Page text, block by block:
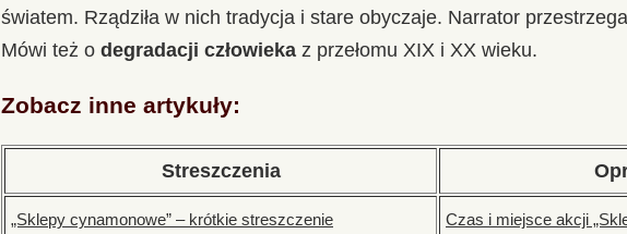
światem. Rządziła w nich tradycja i stare obyczaje. Narrator
Mówi też o degradacji człowieka z przełomu XIX i XX wieku.
Zobacz inne artykuły:
Streszczenia
„Sklepy cynamonowe” – krótkie streszczenie
Czas i miejsce akcji